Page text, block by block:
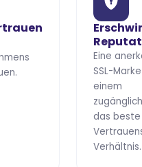
Eine
SSL-
einem
das
Verhältnis.